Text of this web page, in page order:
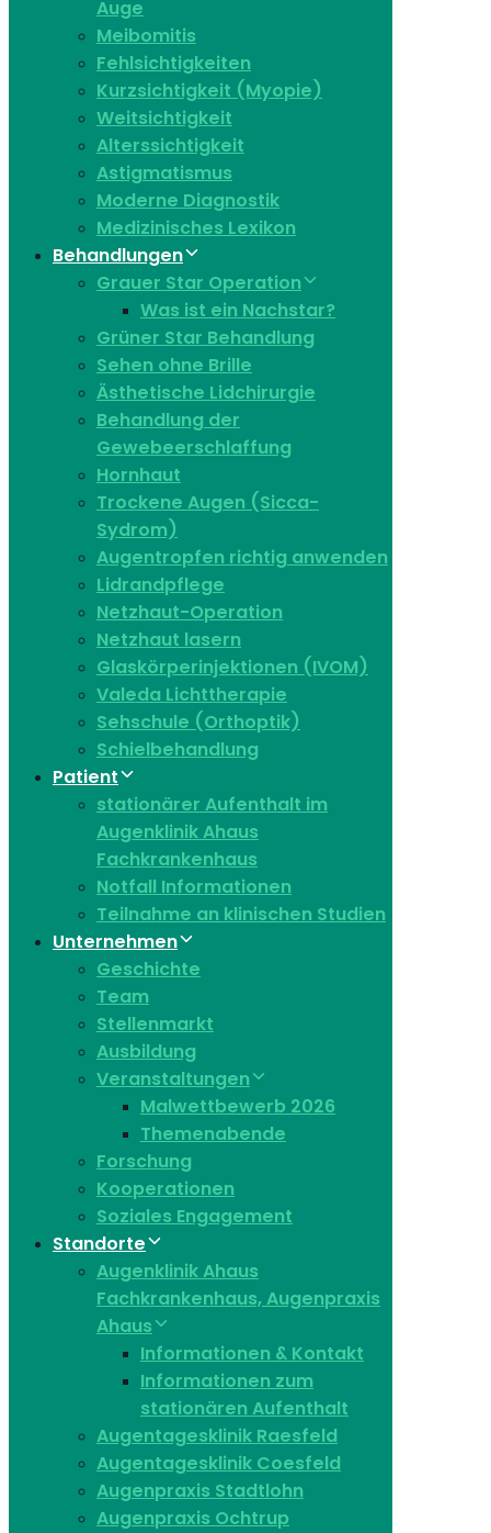
Auge
Meibomitis
Fehlsichtigkeiten
Kurzsichtigkeit (Myopie)
Weitsichtigkeit
Alterssichtigkeit
Astigmatismus
Moderne Diagnostik
Medizinisches Lexikon
Behandlungen
Grauer Star Operation
Was ist ein Nachstar?
Grüner Star Behandlung
Sehen ohne Brille
Ästhetische Lidchirurgie
Behandlung der
Gewebeerschlaffung
Hornhaut
Trockene Augen (Sicca-
Sydrom)
Augentropfen richtig anwenden
Lidrandpflege
Netzhaut-Operation
Netzhaut lasern
Glaskörperinjektionen (IVOM)
Valeda Lichttherapie
Sehschule (Orthoptik)
Schielbehandlung
Patient
stationärer Aufenthalt im
Augenklinik Ahaus
Fachkrankenhaus
Notfall Informationen
Teilnahme an klinischen Studien
Unternehmen
Geschichte
Team
Stellenmarkt
Ausbildung
Veranstaltungen
Malwettbewerb 2026
Themenabende
Forschung
Kooperationen
Soziales Engagement
Standorte
Augenklinik Ahaus
Fachkrankenhaus, Augenpraxis
Ahaus
Informationen & Kontakt
Informationen zum
stationären Aufenthalt
Augentagesklinik Raesfeld
Augentagesklinik Coesfeld
Augenpraxis Stadtlohn
Augenpraxis Ochtrup